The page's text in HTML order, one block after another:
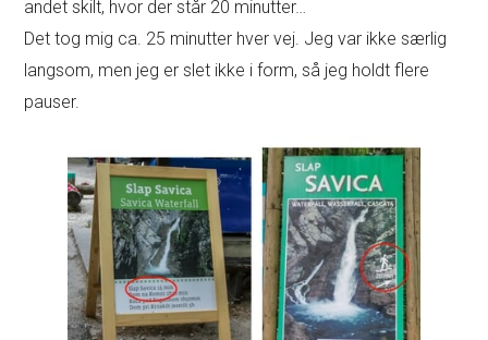
andet skilt, hvor der står 20 minutter…
Det tog mig ca. 25 minutter hver vej. Jeg var ikke særlig
langsom, men jeg er slet ikke i form, så jeg holdt flere
pauser.